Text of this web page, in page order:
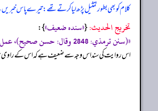
کلام کو بھی بطور تمثیل پڑھ لیا کرتے تھے: تیرے پاس
تخریج الحدیث:{«‏‏‏‏سنده ضعيف»‏‏‏‏ }:
«(سنن ترمذي: 2848 وقال: حسن صحيح)، عمل اليوم واليلته للنسائي (997)»
اس روایت کی سند اس وجہ سے ضعیف ہے کہ اس کے راوی شریک